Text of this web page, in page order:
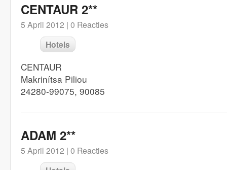
CENTAUR 2**
5 April 2012 | 0 Reacties
Hotels
CENTAUR
Makrinítsa Piliou
24280-99075, 90085
ADAM 2**
5 April 2012 | 0 Reacties